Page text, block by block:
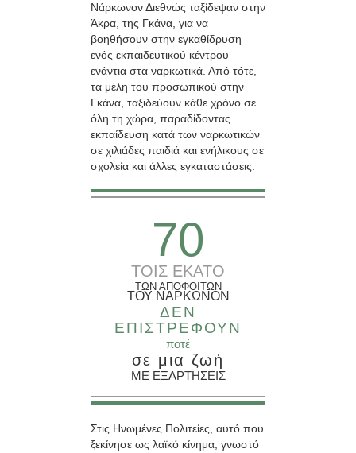
Νάρκωνον Διεθνώς ταξίδεψαν στην
Άκρα, της Γκάνα, για να
βοηθήσουν στην εγκαθίδρυση
ενός εκπαιδευτικού κέντρου
ενάντια στα ναρκωτικά. Από τότε,
τα μέλη του προσωπικού στην
Γκάνα, ταξιδεύουν κάθε χρόνο σε
όλη τη χώρα, παραδίδοντας
εκπαίδευση κατά των ναρκωτικών
σε χιλιάδες παιδιά και ενήλικους σε
σχολεία και άλλες εγκαταστάσεις.
70
ΤΟΙΣ ΕΚΑΤΟ
ΤΩΝ ΑΠΟΦΟΙΤΩΝ
ΤΟΥ ΝΑΡΚΩΝΟΝ
ΔΕΝ
ΕΠΙΣΤΡΕΦΟΥΝ
ποτέ
σε μια ζωή
ΜΕ ΕΞΑΡΤΗΣΕΙΣ
Στις Ηνωμένες Πολιτείες, αυτό που
ξεκίνησε ως λαϊκό κίνημα, γνωστό